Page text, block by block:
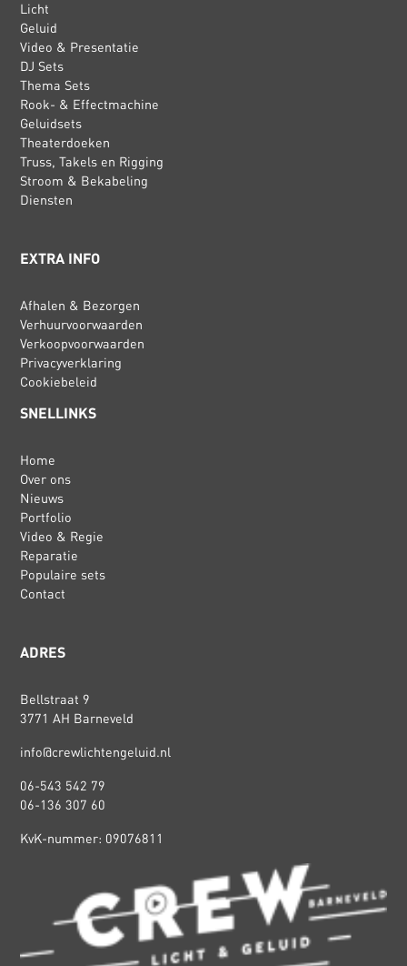
Licht
Geluid
Video & Presentatie
DJ Sets
Thema Sets
Rook- & Effectmachine
Geluidsets
Theaterdoeken
Truss, Takels en Rigging
Stroom & Bekabeling
Diensten
EXTRA INFO
Afhalen & Bezorgen
Verhuurvoorwaarden
Verkoopvoorwaarden
Privacyverklaring
Cookiebeleid
SNELLINKS
Home
Over ons
Nieuws
Portfolio
Video & Regie
Reparatie
Populaire sets
Contact
ADRES
Bellstraat 9
3771 AH Barneveld
info@crewlichtengeluid.nl
06-543 542 79
06-136 307 60
KvK-nummer: 09076811